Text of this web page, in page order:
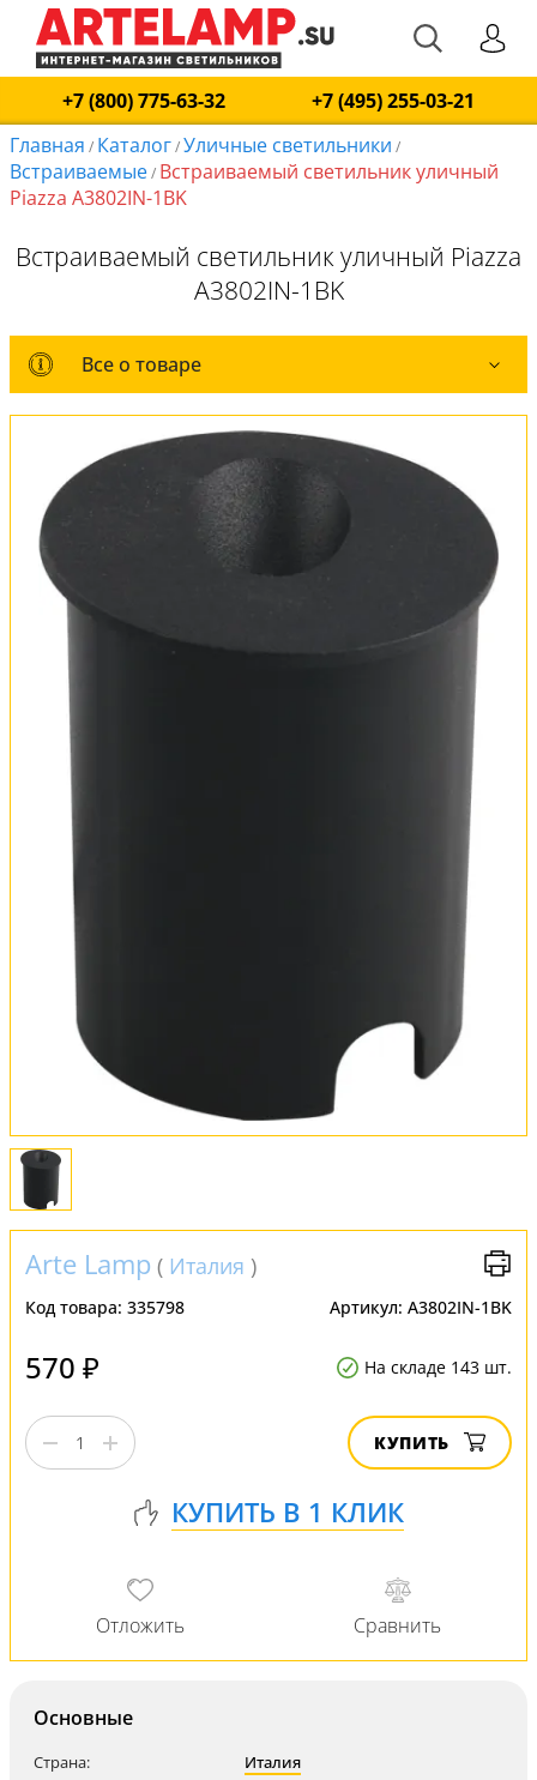
+7 (800) 775-63-32
+7 (495) 255-03-21
Главная / Каталог/Уличные светильники /
Встраиваемые/ Встраиваемый светильник уличный
Piazza A3802IN-1BK
Встраиваемый светильник уличный Piazza
A3802IN-1BK
Все о товаре
Все о товаре
Комплект лампочек
Вся коллекция
Обмен и возврат
Arte Lamp ( Италия )
Код товара: 335798 Артикул: A3802IN-1BK
570 ₽ На складе 143 шт.
КУПИТЬ
Основные
Страна:
Италия